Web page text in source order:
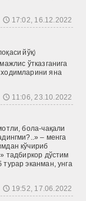
17:02, 16.12.2022
йўқ)
ўтказганига
яна
11:06, 23.10.2022
бола-чақали
– менга
кўчириб
тадбиркор дўстим
эканман, унга
19:52, 17.06.2022